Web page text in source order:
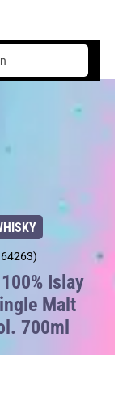
Single Malt Scotch Whisky 50% Vol. 700ml
64263)
Islay
Malt
700ml